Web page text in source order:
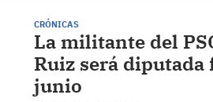
CRÓNICAS
La militante del
Ruiz será
junio